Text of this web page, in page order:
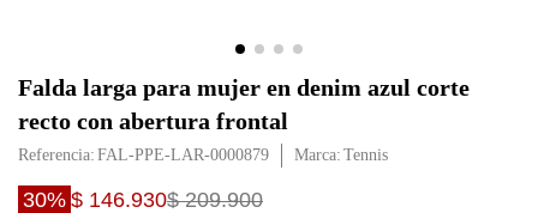
Falda larga para mujer en denim azul corte
recto con abertura frontal
Referencia: FAL-PPE-LAR-0000879 Tennis
30% $ 146.930$ 209.900